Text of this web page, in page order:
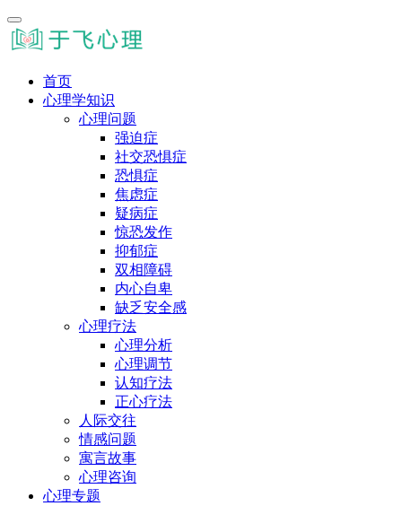
首页
心理学知识
心理问题
强迫症
社交恐惧症
恐惧症
焦虑症
疑病症
惊恐发作
抑郁症
双相障碍
内心自卑
缺乏安全感
心理疗法
心理分析
心理调节
认知疗法
正心疗法
人际交往
情感问题
寓言故事
心理咨询
心理专题